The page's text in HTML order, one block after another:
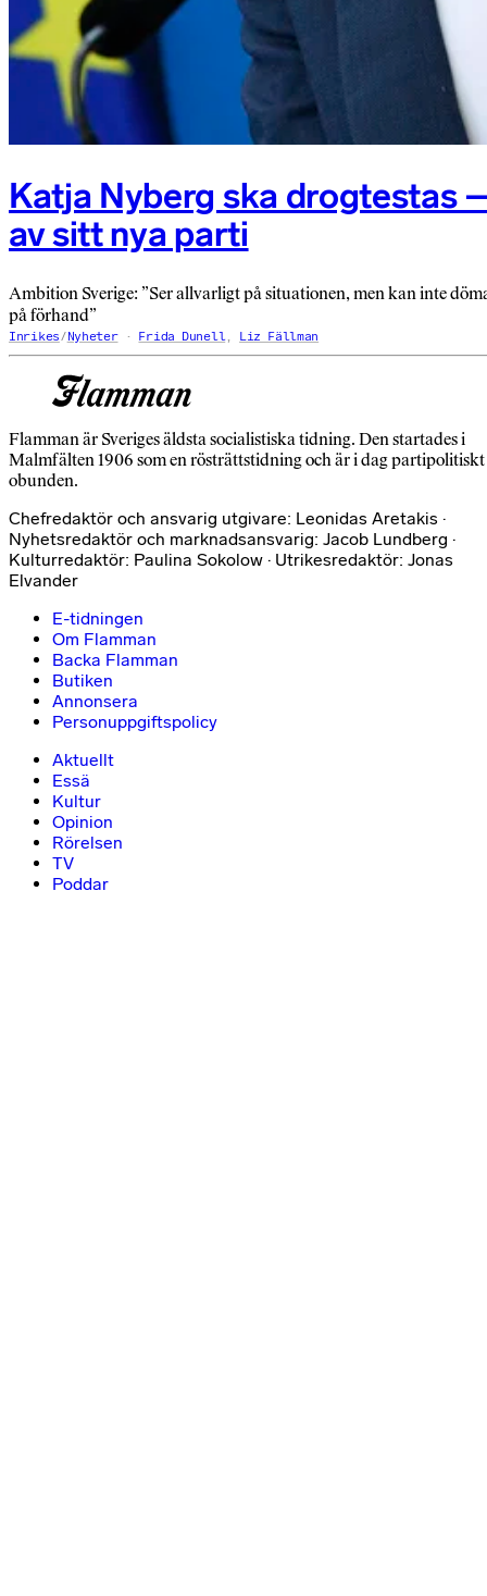
Katja Nyberg ska drogtestas
av sitt nya parti
Ambition Sverige: ”Ser allvarligt på situationen, men kan inte
på förhand”
Inrikes/Nyheter Frida Dunell, Liz Fällman
Flamman är Sveriges äldsta socialistiska tidning. Den startades i
Malmfälten 1906 som en rösträttstidning och är i dag partipolitiskt
obunden.
Chefredaktör och ansvarig utgivare: Leonidas Aretakis ·
Nyhetsredaktör och marknadsansvarig: Jacob Lundberg ·
Kulturredaktör: Paulina Sokolow · Utrikesredaktör: Jonas
Elvander
E-tidningen
Om Flamman
Backa Flamman
Butiken
Annonsera
Personuppgiftspolicy
Aktuellt
Essä
Kultur
Opinion
Rörelsen
TV
Poddar